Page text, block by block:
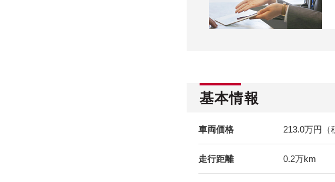
基本情報
車両価格 213.0万円（
走行距離 0.2万km